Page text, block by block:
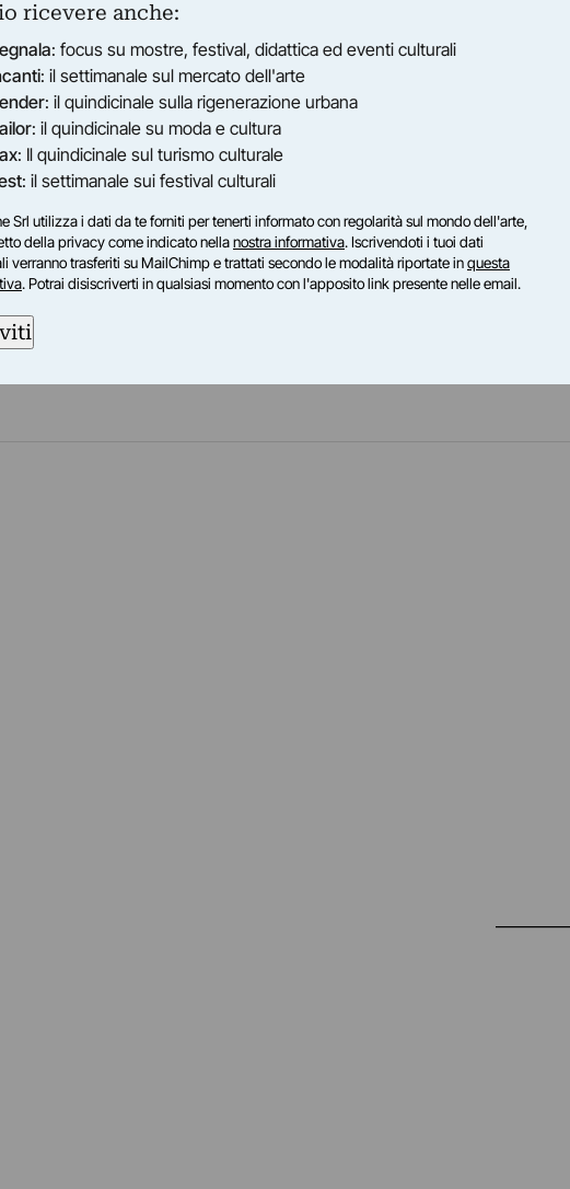
PER L'ARTE CONTEMPORANEA - CASTELLO COLONNA
coinvolti 16 artisti in una riflessione sul suono: Hear Me Out è
capacità dell’elemento…
17/10/2011
ricevere anche:
: focus su mostre, festival, didattica ed eventi culturali
: il settimanale sul mercato dell'arte
: il quindicinale sulla rigenerazione urbana
: il quindicinale su moda e cultura
: Il quindicinale sul turismo culturale
: il settimanale sui festival culturali
Srl utilizza i dati da te forniti per tenerti informato con regolarità sul mondo dell'arte,
della privacy come indicato nellanostra informativa. Iscrivendoti i tuoi dati
verranno trasferiti su MailChimp e trattati secondo le modalità riportate inquesta
. Potrai disiscriverti in qualsiasi momento con l'apposito link presente nelle email.